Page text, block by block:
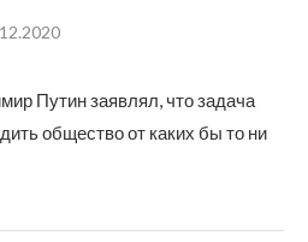
Путин заявлял, что задача
общество от каких бы то ни